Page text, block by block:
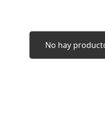
No hay